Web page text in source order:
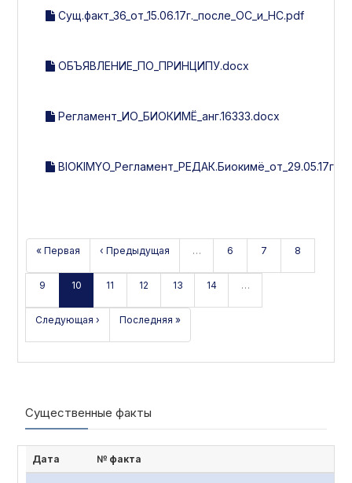
Сущ.факт_36_от_15.06.17г._после_ОС_и_НС.pdf
ОБЪЯВЛЕНИЕ_ПО_ПРИНЦИПУ.docx
Регламент_ИО_БИОКИМЁ_анг.16333.docx
« Первая ‹ Предыдущая … 6 7 8
9 10 11 12 13 14 …
Следующая › Последняя »
Существенные факты
Дата № факта